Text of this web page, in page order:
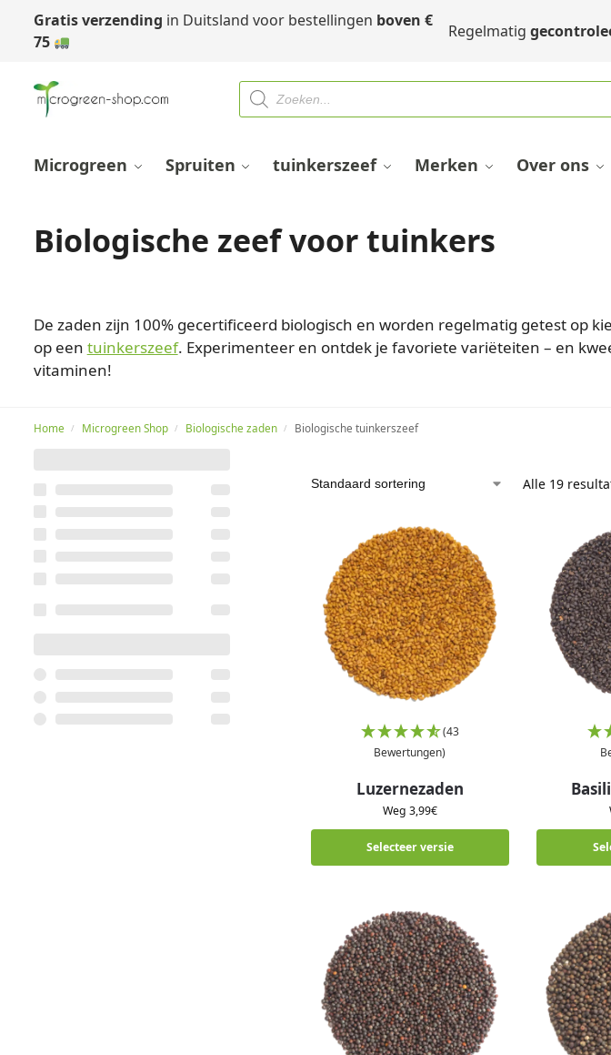
Gratis verzending in Duitsland voor bestellingen boven €
75
Regelmatig
Microgreen Spruiten tuinkerszeef Merken Over ons
Biologische zeef voor tuinkers
De zaden zijn 100% gecertificeerd biologisch en worden regelmatig getest op
op een tuinkerszeef. Experimenteer en ontdek je favoriete variëteiten – en
vitaminen!
Home / Microgreen Shop / Biologische zaden / Biologische tuinkerszeef
Alle 19
(43
Bewertungen)
Luzernezaden
Weg 3,99€
Selecteer versie